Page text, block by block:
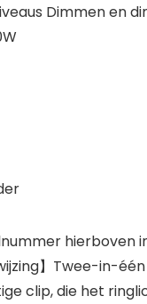
Dimmen en
hierboven
】Twee-in-
clip, die het